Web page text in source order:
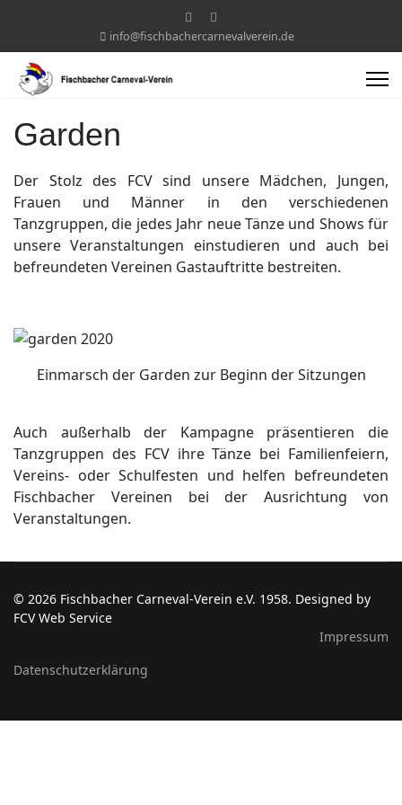
info@fischbachercarnevalverein.de
Garden
Der Stolz des FCV sind unsere Mädchen, Jungen,
Frauen und Männer in den verschiedenen
Tanzgruppen, die jedes Jahr neue Tänze und Shows für
unsere Veranstaltungen einstudieren und auch bei
befreundeten Vereinen Gastauftritte bestreiten.
Einmarsch der Garden zur Beginn der Sitzungen
Auch außerhalb der Kampagne präsentieren die
Tanzgruppen des FCV ihre Tänze bei Familienfeiern,
Vereins- oder Schulfesten und helfen befreundeten
Fischbacher Vereinen bei der Ausrichtung von
Veranstaltungen.
© 2026 Fischbacher Carneval-Verein e.V. 1958. Designed by
FCV Web Service
Impressum
Datenschutzerklärung